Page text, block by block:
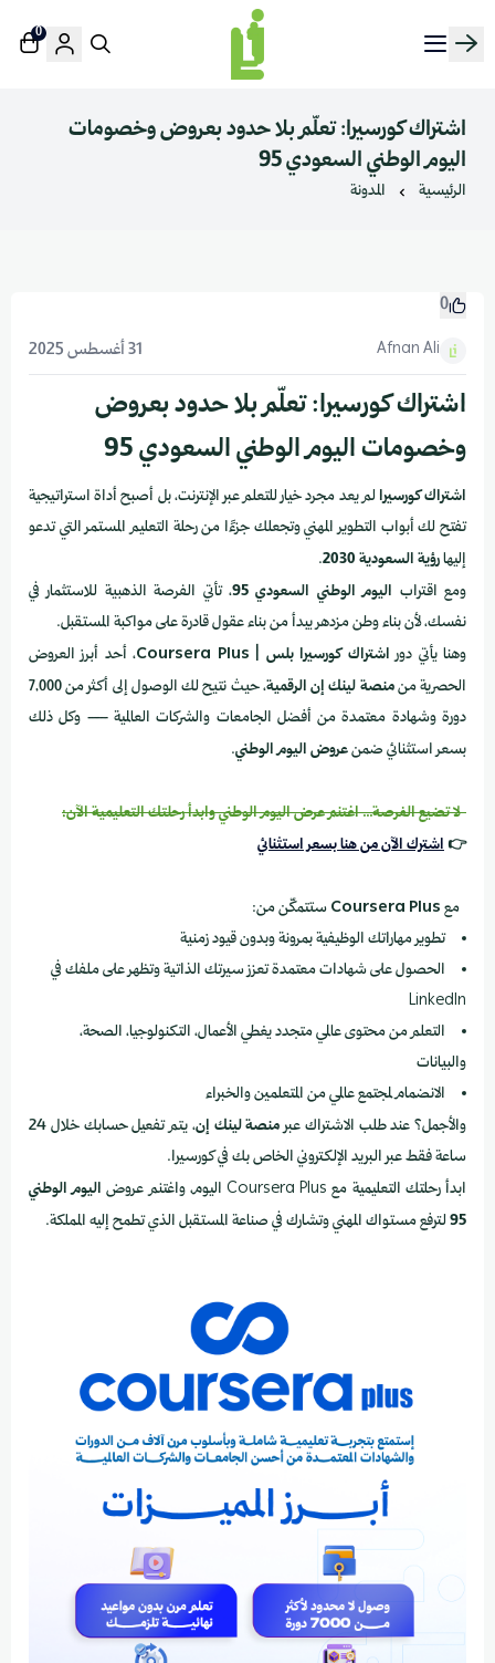
منصة لينك إن | Linkin.sa
0
اشتراك كورسيرا: تعلّم بلا حدود بعروض وخصومات
اليوم الوطني السعودي 95
الرئيسية المدونة
0
Afnan Ali 31 أغسطس 2025
اشتراك كورسيرا: تعلّم بلا حدود بعروض
وخصومات اليوم الوطني السعودي 95
اشتراك كورسيرا لم يعد مجرد خيار للتعلم عبر الإنترنت، بل أصبح أداة استراتيجية
تفتح لك أبواب التطوير المهني وتجعلك جزءًا من رحلة التعليم المستمر التي تدعو
إليهارؤية السعودية 2030
.
ومع اقتراب اليوم الوطني السعودي 95
، تأتي الفرصة الذهبية للاستثمار في
نفسك، لأن بناء وطن مزدهر يبدأ من بناء عقول قادرة على مواكبة المستقبل.
وهنا يأتي دور اشتراك كورسيرا بلس | Coursera Plus
، أحد أبرز العروض
الحصرية منمنصة لينك إن الرقمية
، حيث نتيح لك الوصول إلى أكثر من 7,000
دورة وشهادة معتمدة من أفضل الجامعات والشركات العالمية — وكل ذلك
بسعر استثنائي ضمنعروض اليوم الوطني.
لا تضيع الفرصة… اغتنم عرض اليوم الوطني وابدأ رحلتك التعليمية الآن:
👉اشترك الآن من هنا بسعر استثنائي
مع Coursera Plus ستتمكّن من:
تطوير مهاراتك الوظيفية بمرونة وبدون قيود زمنية
الحصول على شهادات معتمدة تعزز سيرتك الذاتية وتظهر على ملفك في
LinkedIn
التعلم من محتوى عالمي متجدد يغطي الأعمال، التكنولوجيا، الصحة،
والبيانات
الانضمام لمجتمع عالمي من المتعلمين والخبراء
والأجمل؟ عند طلب الاشتراك عبرمنصة لينك إن
، يتم تفعيل حسابك خلال 24
ساعة فقط عبر البريد الإلكتروني الخاص بك في كورسيرا.
ابدأ رحلتك التعليمية مع Coursera Plus اليوم، واغتنم عروض
اليوم الوطني
95لترفع مستواك المهني وتشارك في صناعة المستقبل الذي تطمح إليه المملكة.